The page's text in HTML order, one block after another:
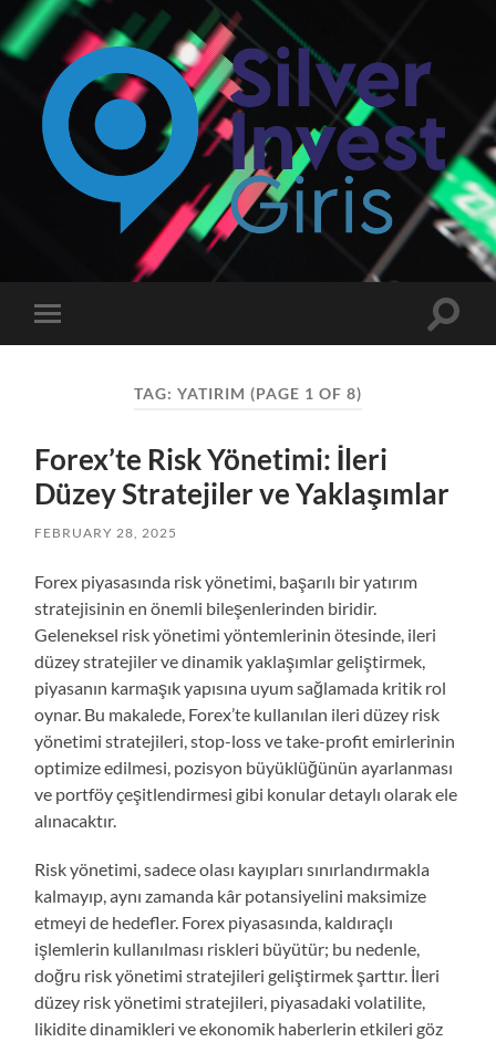
mobile
Toggle
TAG: YATIRIM (PAGE 1 OF 8)
Forex’te Risk Yönetimi: İleri
Düzey Stratejiler ve Yaklaşımlar
FEBRUARY 28, 2025
Forex piyasasında risk yönetimi, başarılı bir yatırım
stratejisinin en önemli bileşenlerinden biridir.
Geleneksel risk yönetimi yöntemlerinin ötesinde, ileri
düzey stratejiler ve dinamik yaklaşımlar geliştirmek,
piyasanın karmaşık yapısına uyum sağlamada kritik rol
oynar. Bu makalede, Forex’te kullanılan ileri düzey risk
yönetimi stratejileri, stop-loss ve take-profit emirlerinin
optimize edilmesi, pozisyon büyüklüğünün ayarlanması
ve portföy çeşitlendirmesi gibi konular detaylı olarak ele
alınacaktır.
Risk yönetimi, sadece olası kayıpları sınırlandırmakla
kalmayıp, aynı zamanda kâr potansiyelini maksimize
etmeyi de hedefler. Forex piyasasında, kaldıraçlı
işlemlerin kullanılması riskleri büyütür; bu nedenle,
doğru risk yönetimi stratejileri geliştirmek şarttır. İleri
düzey risk yönetimi stratejileri, piyasadaki volatilite,
likidite dinamikleri ve ekonomik haberlerin etkileri göz